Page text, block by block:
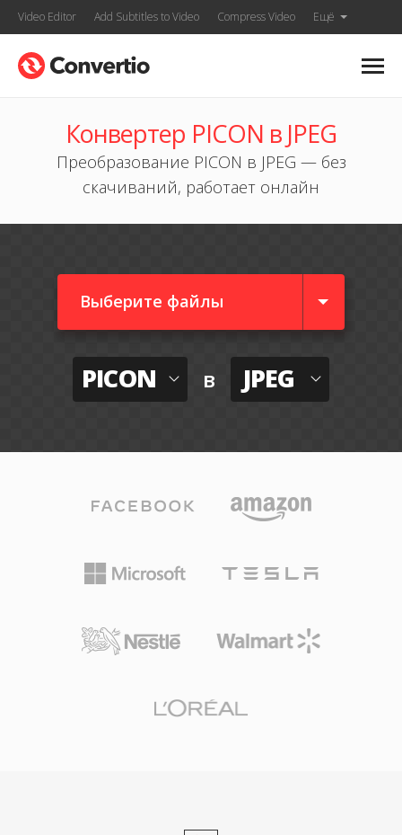
Video Editor Add Subtitles to Video Compress Video Ещё
Конвертер PICON в JPEG
Преобразование PICON в JPEG — без
скачиваний, работает онлайн
Выберите файлы
PICON в JPEG